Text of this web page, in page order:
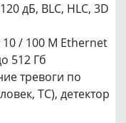
дБ, BLC, HLC, 3D
10 / 100 М Ethernet
512 Гб
тревоги по
ТС), детектор